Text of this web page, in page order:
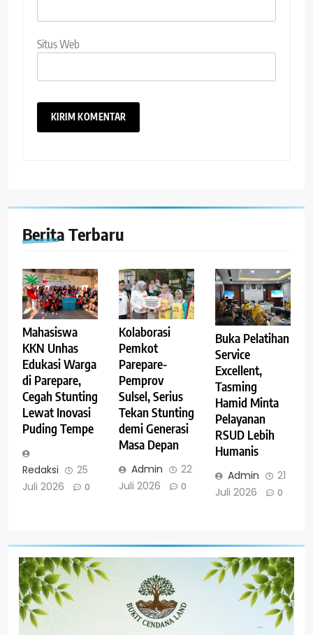
Situs Web
Berita Terbaru
Mahasiswa
KKN Unhas
Edukasi Warga
di Parepare,
Cegah Stunting
Lewat Inovasi
Puding Tempe
Redaksi
25
Juli 2026
0
Kolaborasi
Pemkot
Parepare-
Pemprov
Sulsel, Serius
Tekan Stunting
demi Generasi
Masa Depan
Admin
22
Juli 2026
0
Buka Pelatihan
Service
Excellent,
Tasming
Hamid Minta
Pelayanan
RSUD Lebih
Humanis
Admin
21
Juli 2026
0